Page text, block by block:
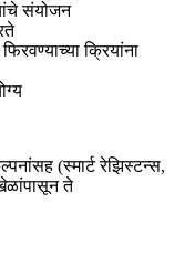
संयोजन
क्रियांना
(स्मार्ट रेझिस्टन्स,
ते